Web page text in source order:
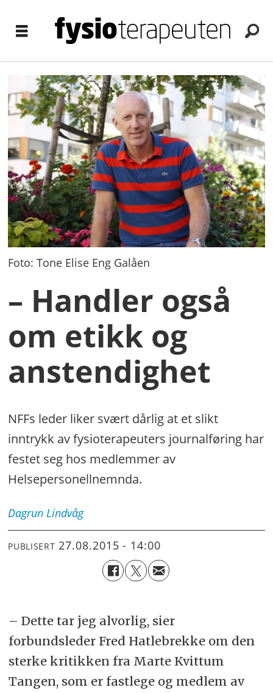
Foto: Tone Elise Eng Galåen
– Handler også
om etikk og
anstendighet
NFFs leder liker svært dårlig at et slikt
inntrykk av fysioterapeuters journalføring har
festet seg hos medlemmer av
Helsepersonellnemnda.
Dagrun Lindvåg
PUBLISERT 27.08.2015 - 14:00
– Dette tar jeg alvorlig, sier
forbundsleder Fred Hatlebrekke om den
sterke kritikken fra Marte Kvittum
Tangen, som er fastlege og medlem av